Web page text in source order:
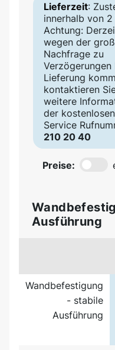
Lieferzeit:
innerhalb von 2
Achtung:
wegen der
Nachfrage zu
Verzögerungen
Lieferung
kontaktieren
weitere
der kostenlosen
Service
210 20 40
Preise:
Ausführung
Wandbefestigung
- stabile
Ausführung